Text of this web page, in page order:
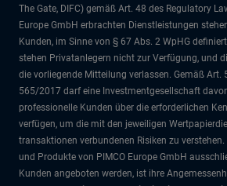
The Gate, DIFC) gemäß Art. 48 des Regulatory
Europe GmbH erbrachten Dienstleistungen
Kunden, im Sinne von § 67 Abs. 2 WpHG
stehen Privatanlegern nicht zur Verfügung, und
die vorliegende Mitteilung verlassen. Gemäß Art.
565/2017 darf eine Investmentgesellschaft
professionelle Kunden über die erforderlichen
verfügen, um die mit den jeweiligen
transaktionen verbundenen Risiken zu
und Produkte von PIMCO Europe GmbH
Kunden angeboten werden, ist ihre